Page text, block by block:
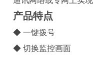
产品特点
◆ 一键拨号
◆ 切换监控画面